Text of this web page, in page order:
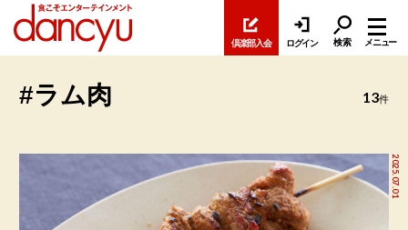
倶楽部入会 ログイン 検索 メニュー
#ラム肉 13件
2025.07.01